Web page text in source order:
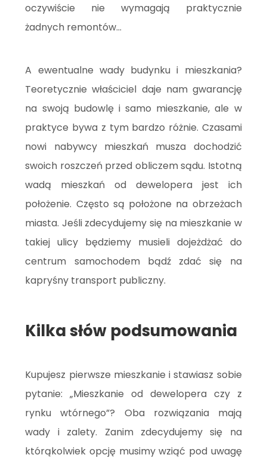
oczywiście nie wymagają praktycznie
żadnych remontów...
A ewentualne wady budynku i mieszkania?
Teoretycznie właściciel daje nam gwarancję
na swoją budowlę i samo mieszkanie, ale w
praktyce bywa z tym bardzo różnie. Czasami
nowi nabywcy mieszkań musza dochodzić
swoich roszczeń przed obliczem sądu. Istotną
wadą mieszkań od dewelopera jest ich
położenie. Często są położone na obrzeżach
miasta. Jeśli zdecydujemy się na mieszkanie w
takiej ulicy będziemy musieli dojeżdżać do
centrum samochodem bądź zdać się na
kapryśny transport publiczny.
Kilka słów podsumowania
Kupujesz pierwsze mieszkanie i stawiasz sobie
pytanie: „Mieszkanie od dewelopera czy z
rynku wtórnego”? Oba rozwiązania mają
wady i zalety. Zanim zdecydujemy się na
którąkolwiek opcję musimy wziąć pod uwagę